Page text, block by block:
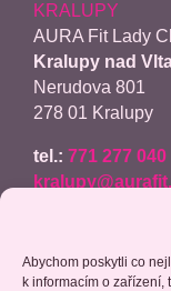
Abychom poskytli co
k informacím o
KRALUPY
AURA Fit Lady
Kralupy nad
Nerudova 801
278 01 Kralupy
tel.: 771 277 040
fakturační